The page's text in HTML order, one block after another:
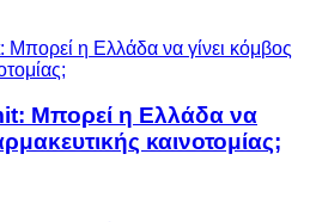
Μπορεί η Ελλάδα να
καινοτομίας;